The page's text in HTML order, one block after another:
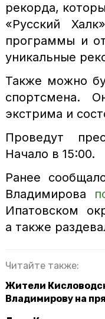
рекорда,
«Русский
программы и
уникальные
Также можно
спортсмена.
экстрима и
Проведут
Начало в 15:00.
Ранее
Владимирова
Ипатовском
а также
Читайте также:
Жители
Владимирову на